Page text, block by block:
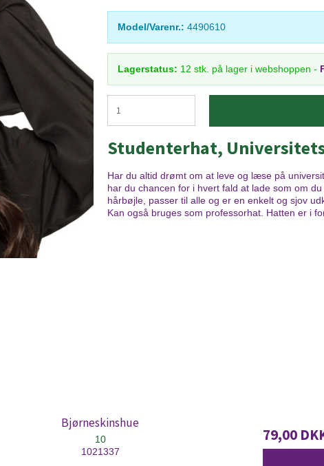
Model/Varenr.: 4490610
Lagerstatus: 12 stk. på lager i webshoppen -
Studenterhat,
Har du altid drømt om at leve og læse på
har du chancen for i hvert fald at lade som om
hårbøjle, passer til alle og er en enkelt og sjov
Kan også bruges som professorhat. Hatten er i
Bjørneskinshue
10
1021337
79,00